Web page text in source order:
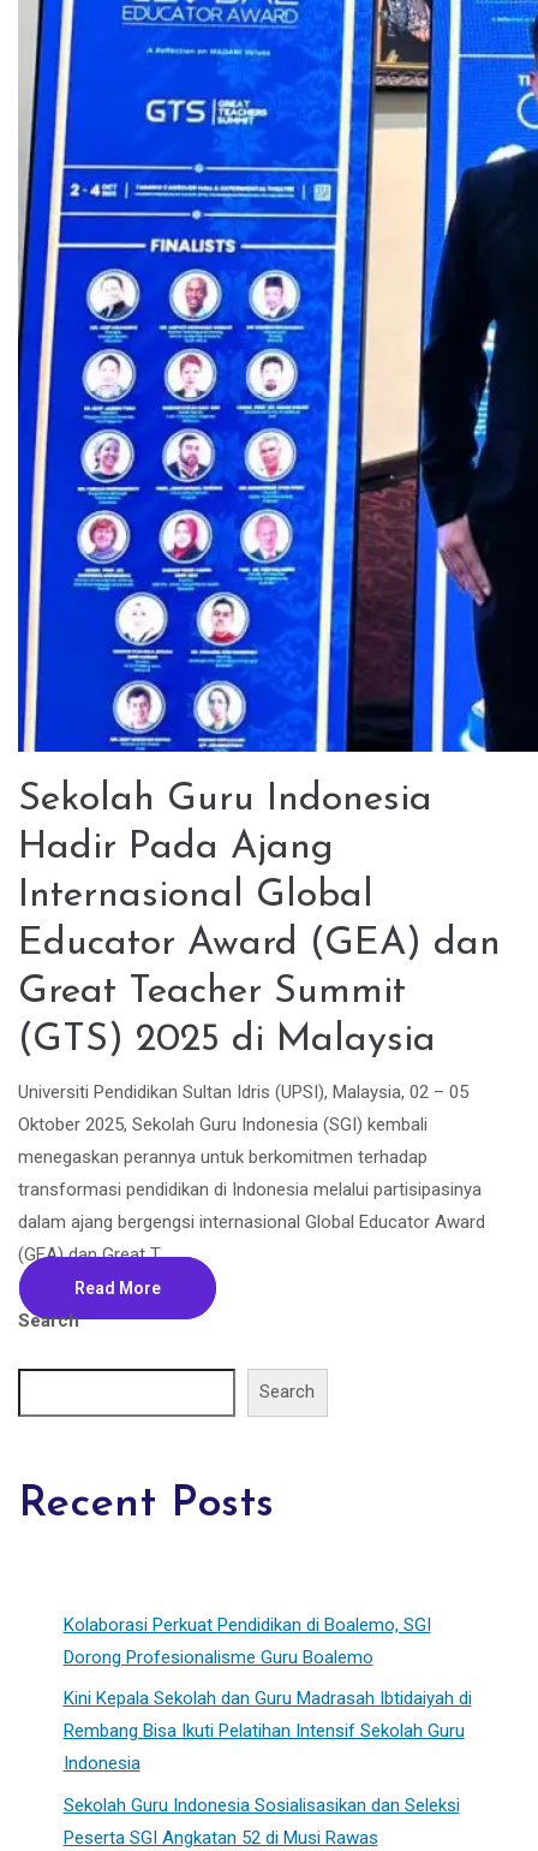
Sekolah Guru Indonesia
Hadir Pada Ajang
Internasional Global
Educator Award (GEA) dan
Great Teacher Summit
(GTS) 2025 di Malaysia
Universiti Pendidikan Sultan Idris (UPSI), Malaysia, 02 – 05
Oktober 2025, Sekolah Guru Indonesia (SGI) kembali
menegaskan perannya untuk berkomitmen terhadap
transformasi pendidikan di Indonesia melalui partisipasinya
dalam ajang bergengsi internasional Global Educator Award
(GEA) dan Great T...
Read More
Search
Search
Recent Posts
Kolaborasi Perkuat Pendidikan di Boalemo, SGI
Dorong Profesionalisme Guru Boalemo
Kini Kepala Sekolah dan Guru Madrasah Ibtidaiyah di
Rembang Bisa Ikuti Pelatihan Intensif Sekolah Guru
Indonesia
Sekolah Guru Indonesia Sosialisasikan dan Seleksi
Peserta SGI Angkatan 52 di Musi Rawas